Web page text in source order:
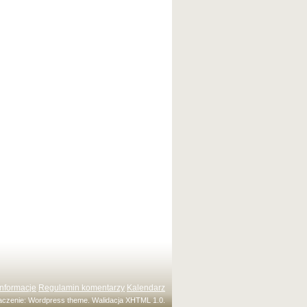
Regulamin komentarzy Kalendarz
Wordpress theme. WalidacjaXHTML 1.0.